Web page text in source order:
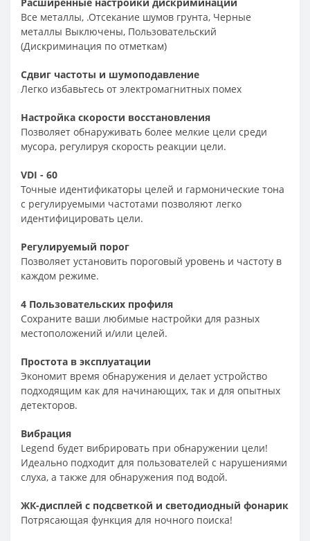
Все металлы, .Отсекание шумов грунта, Черные
металлы Выключены, Пользовательский
(Дискриминация по отметкам)
Сдвиг частоты и шумоподавление
Легко избавьтесь от электромагнитных помех
Настройка скорости восстановления
Позволяет обнаруживать более мелкие цели среди
мусора, регулируя скорость реакции цели.
VDI - 60
Точные идентификаторы целей и гармонические тона
с регулируемыми частотами позволяют легко
идентифицировать цели.
Регулируемый порог
Позволяет установить пороговый уровень и частоту в
каждом режиме.
4 Пользовательских профиля
Сохраните ваши любимые настройки для разных
местоположений и/или целей.
Простота в эксплуатации
Экономит время обнаружения и делает устройство
подходящим как для начинающих, так и для опытных
детекторов.
Вибрация
Legend будет вибрировать при обнаружении цели!
Идеально подходит для пользователей с нарушениями
слуха, а также для обнаружения под водой.
ЖК-дисплей с подсветкой и светодиодный фонарик
Потрясающая функция для ночного поиска!